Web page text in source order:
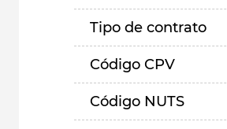
Tipo de contrato
Código CPV
Código NUTS